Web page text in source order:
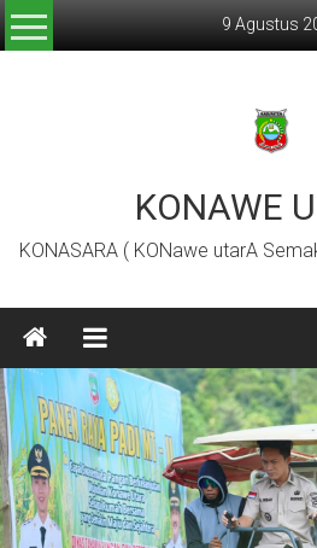
Lompat
ke
9 Agustus
KONAWE
KONASARA ( KONawe utarA